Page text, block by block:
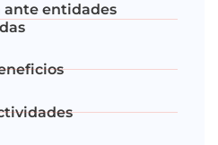
ante entidades